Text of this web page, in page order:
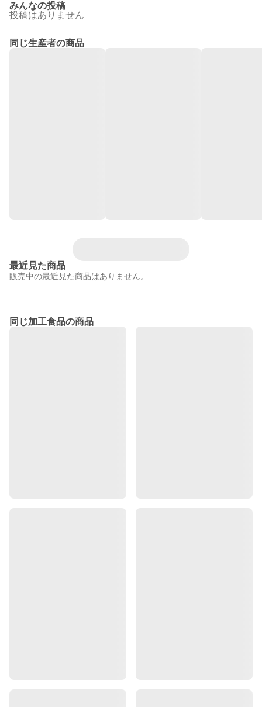
みんなの投稿
投稿はありません
同じ生産者の商品
最近見た商品
販売中の最近見た商品はありません。
同じ加工食品の商品